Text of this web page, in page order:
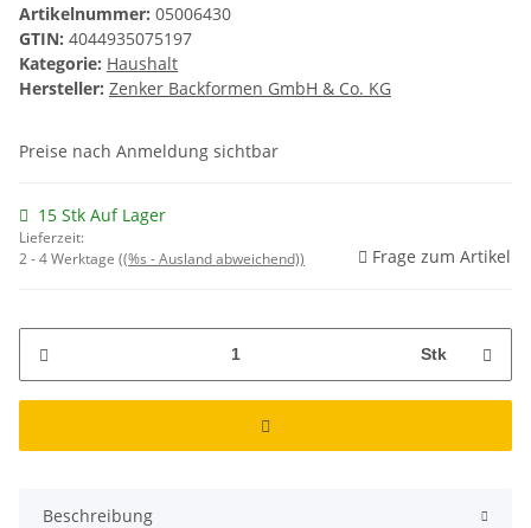
Artikelnummer: 05006430
GTIN: 4044935075197
Kategorie: Haushalt
Hersteller: Zenker Backformen GmbH & Co. KG
Preise nach Anmeldung sichtbar
15 Stk Auf Lager
Lieferzeit:
2 - 4 Werktage ((%s - Ausland abweichend)) Frage zum Artikel
Stk
Beschreibung